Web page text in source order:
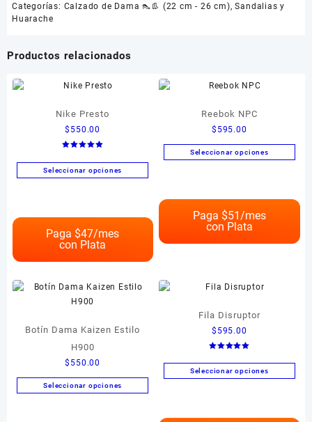
Categorías: Calzado de Dama 👠👢 (22 cm - 26 cm),Sandalias y
Huarache
Productos relacionados
Nike Presto
$ 550.00
5.00
de 5
Seleccionar opciones
tiene
múltiples
variantes.
se
pueden
en
la
página
de
producto
Paga $47/mes
con Plata
Reebok NPC
$ 595.00
Seleccionar opciones
tiene
múltiples
variantes.
Las
pueden
en
la
página
producto
Paga $51 /mes
con Plata
Botín Dama Kaizen Estilo
H900
$ 550.00
Seleccionar opciones
Fila Disruptor
$ 595.00
5.00
de 5
Seleccionar opciones
tiene